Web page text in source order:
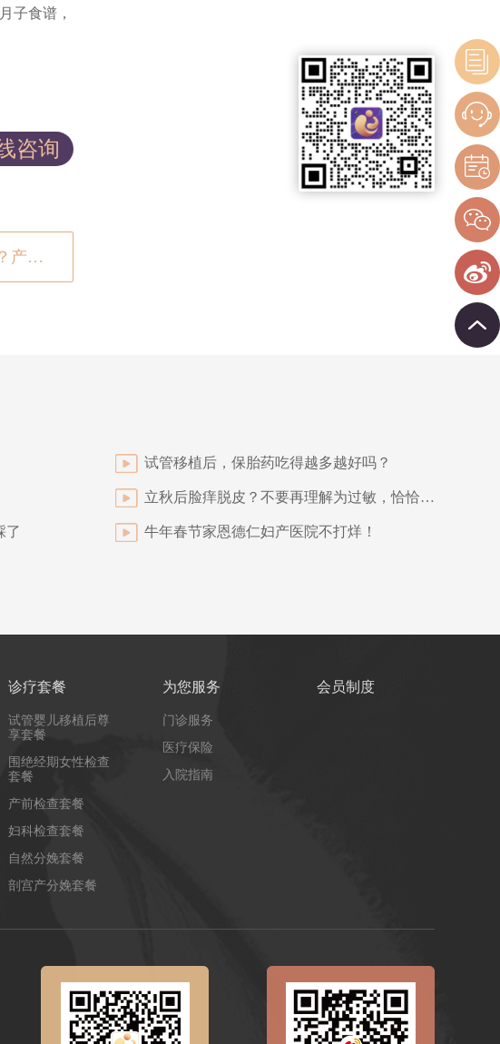
子食谱，
咨询
下一篇: 望京哪些医院有产后修复？产后减肥推荐用这4个妙招超管用
试管移植后，保胎药吃得越多越好吗？
立秋后脸痒脱皮？不要再理解为过敏，恰恰是肌肤缺水的信号
了 牛年春节家恩德仁妇产医院不打烊！
诊疗套餐
试管婴儿移植后尊
享套餐
围绝经期女性检查
套餐
产前检查套餐
妇科检查套餐
自然分娩套餐
剖宫产分娩套餐
为您服务
门诊服务
医疗保险
入院指南
会员制度